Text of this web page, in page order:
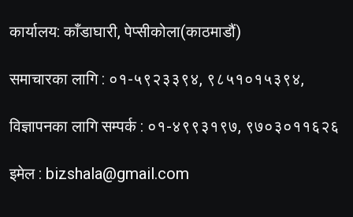
कार्यालय: काँडाघारी, पेप्सीकोला(काठमाडौं)
समाचारका लागि : ०१-५९२३३९४, ९८५१०१५३९४,
विज्ञापनका लागि सम्पर्क : ०१-४९९३१९७, ९७०३०११६२६
इमेल : bizshala@gmail.com